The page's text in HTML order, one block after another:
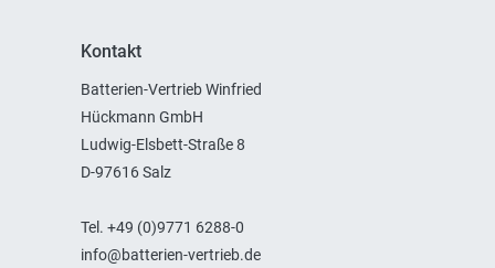
Kontakt
Batterien-Vertrieb Winfried
Hückmann GmbH
Ludwig-Elsbett-Straße 8
D-97616 Salz
Tel. +49 (0)9771 6288-0
info@batterien-vertrieb.de